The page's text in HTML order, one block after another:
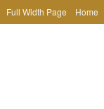
Full Width Page Home